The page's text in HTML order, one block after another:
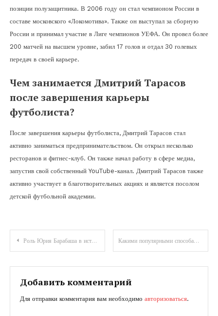
позиции полузащитника. В 2006 году он стал чемпионом России в
составе московского «Локомотива». Также он выступал за сборную
России и принимал участие в Лиге чемпионов УЕФА. Он провел более
200 матчей на высшем уровне, забил 17 голов и отдал 30 голевых
передач в своей карьере.
Чем занимается Дмитрий Тарасов
после завершения карьеры
футболиста?
После завершения карьеры футболиста, Дмитрий Тарасов стал
активно заниматься предпринимательством. Он открыл несколько
ресторанов и фитнес-клуб. Он также начал работу в сфере медиа,
запустив свой собственный YouTube-канал. Дмитрий Тарасов также
активно участвует в благотворительных акциях и является посолом
детской футбольной академии.
Навигация
по
записям
Роль Юрия Барабаша в истории гетманства — биография и вклад в становление Петлюры Какими популярными способами можно избавиться от жировиков на лице
Добавить комментарий
Для отправки комментария вам необходимо авторизоваться.